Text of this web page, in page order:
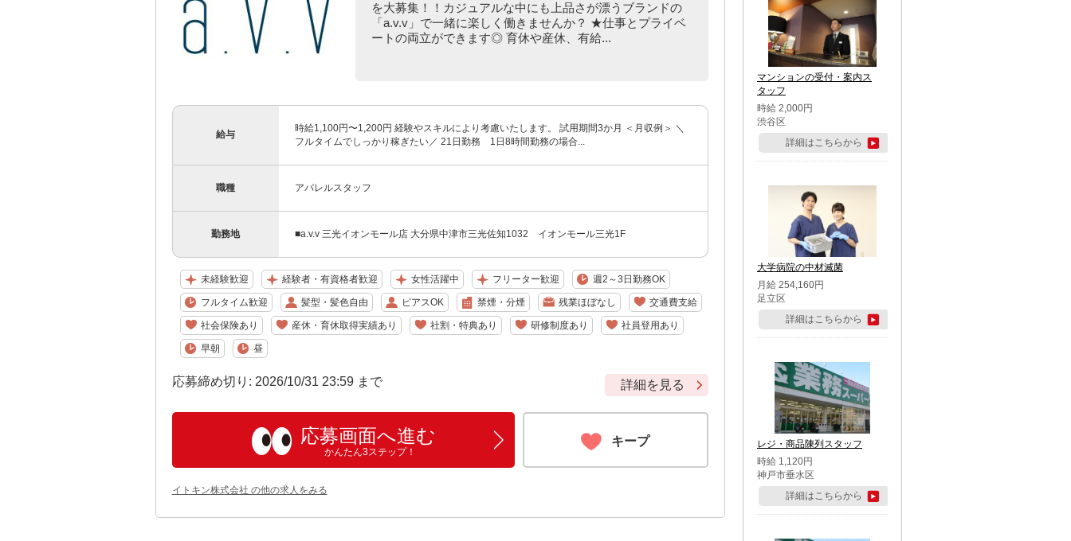
を大募集！！カジュアルな中にも上品さが漂うブランドの
「a.v.v」で一緒に楽しく働きませんか？ ★仕事とプライベ
ートの両立ができます◎ 育休や産休、有給...
給与
時給1,100円〜1,200円 経験やスキルにより考慮いたします。 試用期間3か月 ＜月収例＞ ＼
フルタイムでしっかり稼ぎたい／ 21日勤務 1日8時間勤務の場合...
職種 アパレルスタッフ
勤務地 ■a.v.v 三光イオンモール店 大分県中津市三光佐知1032 イオンモール三光1F
未経験歓迎 経験者・有資格者歓迎 女性活躍中 フリーター歓迎 週2～3日勤務OK
フルタイム歓迎 髪型・髪色自由 ピアスOK 禁煙・分煙 残業ほぼなし 交通費支給
社会保険あり 産休・育休取得実績あり 社割・特典あり 研修制度あり 社員登用あり
早朝 昼
応募締め切り: 2026/10/31 23:59 まで 詳細を見る
応募画面へ進む
かんたん3ステップ！
キープ
イトキン株式会社 の他の求人をみる
マンションの受付・案内ス
タッフ
時給 2,000円
渋谷区
詳細はこちらから
大学病院の中材滅菌
月給 254,160円
足立区
詳細はこちらから
レジ・商品陳列スタッフ
時給 1,120円
神戸市垂水区
詳細はこちらから